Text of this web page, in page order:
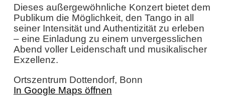
Dieses außergewöhnliche Konzert bietet dem
Publikum die Möglichkeit, den Tango in all
seiner Intensität und Authentizität zu erleben
– eine Einladung zu einem unvergesslichen
Abend voller Leidenschaft und musikalischer
Exzellenz.
Ortszentrum Dottendorf, Bonn
In Google Maps öffnen